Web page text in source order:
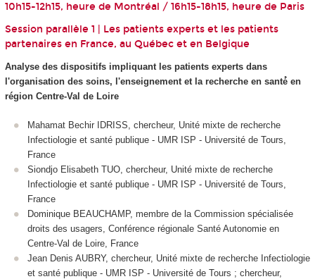
10h15-12h15, heure de Montréal / 16h15-18h15, heure de Paris
Session parallèle 1 | Les patients experts et les patients
partenaires en France, au Québec et en Belgique
Analyse des dispositifs impliquant les patients experts dans
l'organisation des soins, l'enseignement et la recherche en santé́ en
région Centre-Val de Loire
Mahamat Bechir IDRISS, chercheur, Unité mixte de recherche
Infectiologie et santé publique - UMR ISP - Université de Tours,
France
Siondjo Elisabeth TUO, chercheur, Unité mixte de recherche
Infectiologie et santé publique - UMR ISP - Université de Tours,
France
Dominique BEAUCHAMP, membre de la Commission spécialisée
droits des usagers, Conférence régionale Santé Autonomie en
Centre-Val de Loire, France
Jean Denis AUBRY, chercheur, Unité mixte de recherche Infectiologie
et santé publique - UMR ISP - Université de Tours ; chercheur,